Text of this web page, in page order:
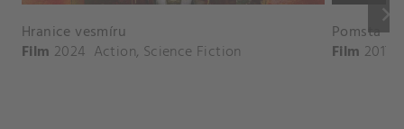
keyboard_arrow_right
Hranice vesmíru
Film 2024 Action, Science Fiction
Pomsta
Film 2017